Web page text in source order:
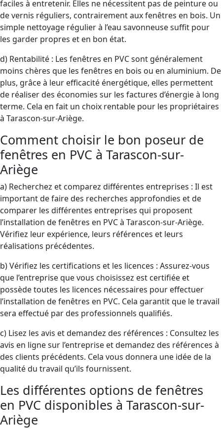
faciles à entretenir. Elles ne nécessitent pas de peinture ou
de vernis réguliers, contrairement aux fenêtres en bois. Un
simple nettoyage régulier à l’eau savonneuse suffit pour
les garder propres et en bon état.
d) Rentabilité : Les fenêtres en PVC sont généralement
moins chères que les fenêtres en bois ou en aluminium. De
plus, grâce à leur efficacité énergétique, elles permettent
de réaliser des économies sur les factures d’énergie à long
terme. Cela en fait un choix rentable pour les propriétaires
à Tarascon-sur-Ariège.
Comment choisir le bon poseur de
fenêtres en PVC à Tarascon-sur-
Ariège
a) Recherchez et comparez différentes entreprises : Il est
important de faire des recherches approfondies et de
comparer les différentes entreprises qui proposent
l’installation de fenêtres en PVC à Tarascon-sur-Ariège.
Vérifiez leur expérience, leurs références et leurs
réalisations précédentes.
b) Vérifiez les certifications et les licences : Assurez-vous
que l’entreprise que vous choisissez est certifiée et
possède toutes les licences nécessaires pour effectuer
l’installation de fenêtres en PVC. Cela garantit que le travail
sera effectué par des professionnels qualifiés.
c) Lisez les avis et demandez des références : Consultez les
avis en ligne sur l’entreprise et demandez des références à
des clients précédents. Cela vous donnera une idée de la
qualité du travail qu’ils fournissent.
Les différentes options de fenêtres
en PVC disponibles à Tarascon-sur-
Ariège